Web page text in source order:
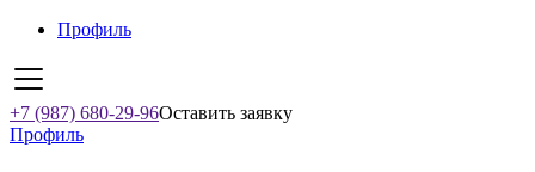
Профиль
+7 (987) 680-29-96Оставить заявку
Профиль